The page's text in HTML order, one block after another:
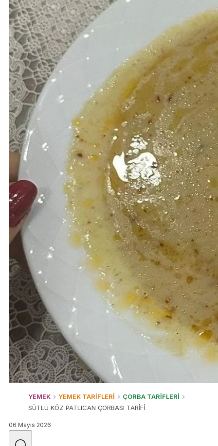
YEMEK YEMEK TARİFLERİ
ÇORBA TARİFLERİ
SÜTLÜ KÖZ PATLICAN ÇORBASI TARİFİ
06 Mayıs 2026